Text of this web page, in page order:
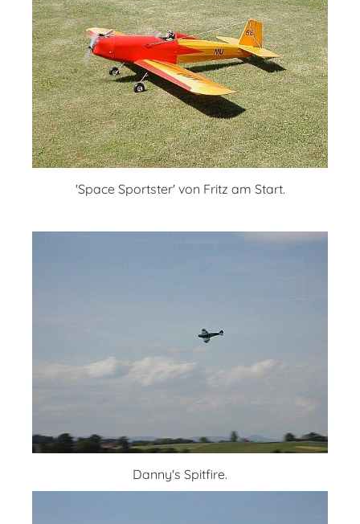
'Space Sportster' von Fritz am Start.
Danny's Spitfire.